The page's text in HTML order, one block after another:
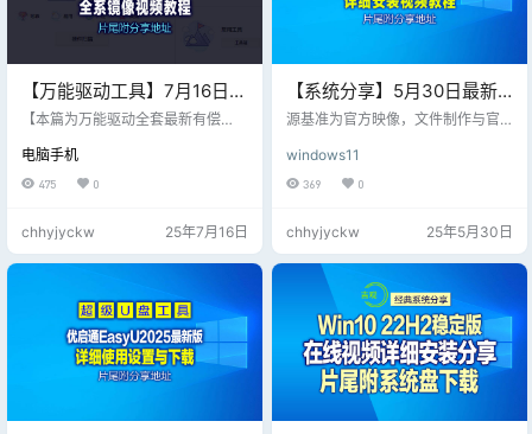
【万能驱动工具】7月16日分
享最新最强全系列+电脑装机
版） EasyDrv（25v4）
【本篇为万能驱动全套最新有偿
里 >>> 本期文章分享最完整版、下
载压缩包内包含下列: 【文件较大，
优先度网盘下载】 最新万能驱动VIP
XP【驱动镜像+U盘】 万能驱动7自
2017年发布至今已6年有余，今天将
相较万能驱动7，万能驱动8…
电脑手机
475 0
chhyjyckw 25年7月16日
【系统分享】5月30日最新
更新26100_4202原版集成映
尾附ISO文件下载
源基准为官方映像，文件制作与官
论是全新安装和升级安装都不会出
现问题。 没有添加任何三方数据。
使用工具只有 DISM，没有删减任何
格式。 【25年5月30日更新，下列
视频教程不分新旧版本安装方法一
样】 集成功能： .net framework 3.
5 集成补丁： KB5043080（24年9
月检查点累积更新 26100.1742） …
windows11
369 0
chhyjyckw 25年5月30日